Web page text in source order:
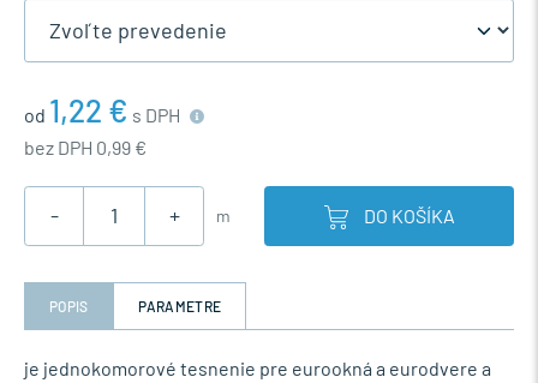
od 1,22 € s DPH
bez DPH 0,99 €
- + m DO KOŠÍKA
POPIS PARAMETRE
je jednokomorové tesnenie pre eurookná a eurodvere a